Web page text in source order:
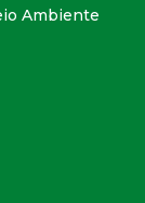
Ambiente